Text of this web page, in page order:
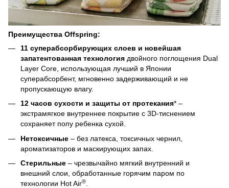
Преимущества Offspring:
11 суперабсорбирующих слоев и новейшая
запатентованная технология двойного поглощения Dual
Layer Core, использующая лучший в Японии
суперабсорбент, мгновенно задерживающий и не
пропускающую влагу.
12 часов сухости и защиты от протекания* –
экстрамягкое внутреннее покрытие с 3D-тиснением
сохраняет попу ребенка сухой.
Нетоксичные – без латекса, токсичных чернил,
ароматизаторов и маскирующих запах.
Стерильные – чрезвычайно мягкий внутренний и
внешний слои, обработанные горячим паром по
технологии Hot Air®